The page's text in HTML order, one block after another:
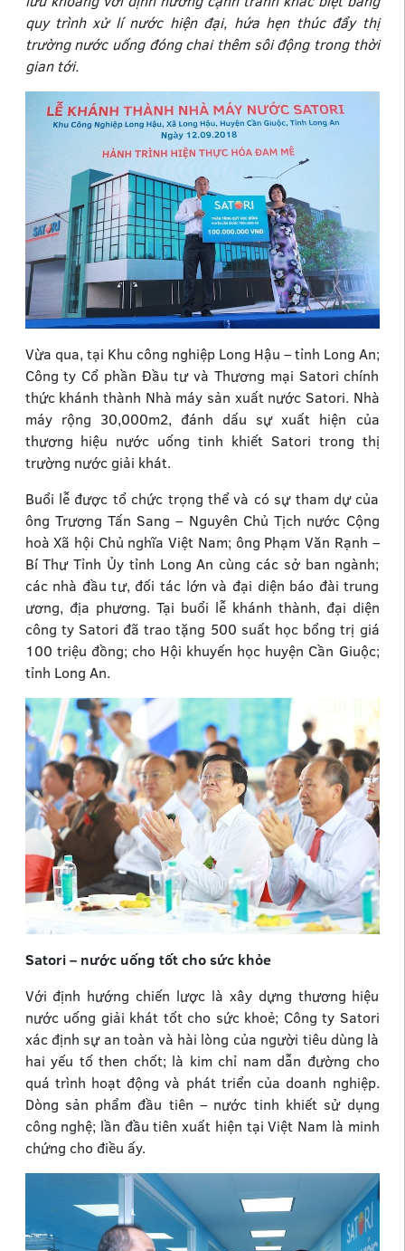
quy trình xử lí nước hiện đại, hứa hẹn thúc đẩy thị
trường nước uống đóng chai thêm sôi động trong thời
gian tới.
Vừa qua, tại Khu công nghiệp Long Hậu – tỉnh Long An;
Công ty Cổ phần Đầu tư và Thương mại Satori chính
thức khánh thành Nhà máy sản xuất nước Satori. Nhà
máy rộng 30,000m2, đánh dấu sự xuất hiện của
thương hiệu nước uống tinh khiết Satori trong thị
trường nước giải khát.
Buổi lễ được tổ chức trọng thể và có sự tham dự của
ông Trương Tấn Sang – Nguyên Chủ Tịch nước Cộng
hoà Xã hội Chủ nghĩa Việt Nam; ông Phạm Văn Rạnh –
Bí Thư Tỉnh Ủy tỉnh Long An cùng các sở ban ngành;
các nhà đầu tư, đối tác lớn và đại diện báo đài trung
ương, địa phương. Tại buổi lễ khánh thành, đại diện
công ty Satori đã trao tặng 500 suất học bổng trị giá
100 triệu đồng; cho Hội khuyến học huyện Cần Giuộc;
tỉnh Long An.
Satori – nước uống tốt cho sức khỏe
Với định hướng chiến lược là xây dựng thương hiệu
nước uống giải khát tốt cho sức khoẻ; Công ty Satori
xác định sự an toàn và hài lòng của người tiêu dùng là
hai yếu tố then chốt; là kim chỉ nam dẫn đường cho
quá trình hoạt động và phát triển của doanh nghiệp.
Dòng sản phẩm đầu tiên – nước tinh khiết sử dụng
công nghệ; lần đầu tiên xuất hiện tại Việt Nam là minh
chứng cho điều ấy.